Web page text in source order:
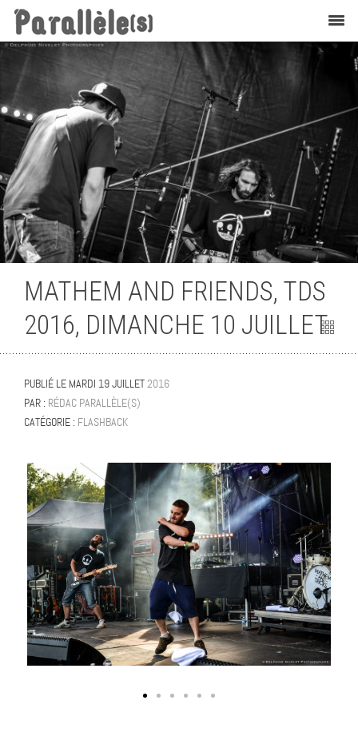
Flashback
MATHEM AND FRIENDS, TDS
2016, DIMANCHE 10 JUILLET
PUBLIÉ LE MARDI 19 JUILLET2016
PAR : RÉDAC PARALLÈLE(S)
CATÉGORIE : FLASHBACK